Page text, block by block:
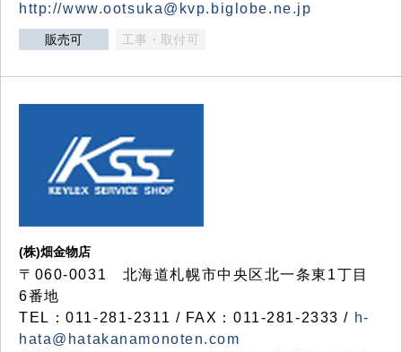
http://www.ootsuka@kvp.biglobe.ne.jp
販売可 工事・取付可
(株)畑金物店
〒060-0031 北海道札幌市中央区北一条東1丁目
6番地
TEL：011-281-2311 / FAX：011-281-2333 / h-
hata@hatakanamonoten.com